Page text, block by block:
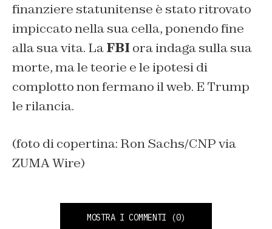
finanziere statunitense è stato ritrovato
impiccato nella sua cella, ponendo fine
alla sua vita. LaFBI ora indaga sulla sua
morte, ma le teorie e le ipotesi di
complotto non fermano il web. E Trump
le rilancia.
(foto di copertina: Ron Sachs/CNP via
ZUMA Wire)
MOSTRA I COMMENTI (0)